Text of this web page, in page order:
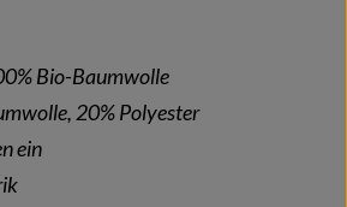
Bio-Baumwolle
20% Polyester
ein